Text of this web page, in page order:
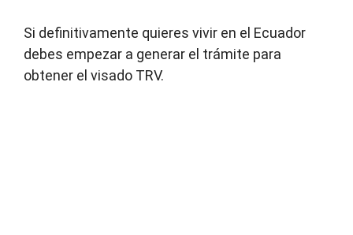
Si definitivamente quieres vivir en el Ecuador
debes empezar a generar el trámite para
obtener el visado TRV.